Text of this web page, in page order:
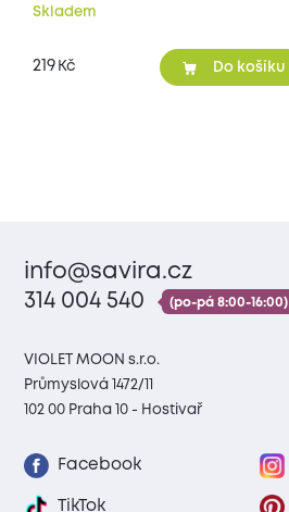
Skladem
219 Kč Do košíku
info@savira.cz
314 004 540
(po-pá 8:00-16:00)
VIOLET MOON s.r.o.
Průmyslová 1472/11
102 00 Praha 10 - Hostivař
Facebook
TikTok